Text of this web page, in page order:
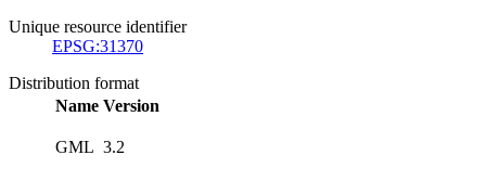
Unique resource identifier
EPSG:31370
Distribution format
Name Version
GML 3.2